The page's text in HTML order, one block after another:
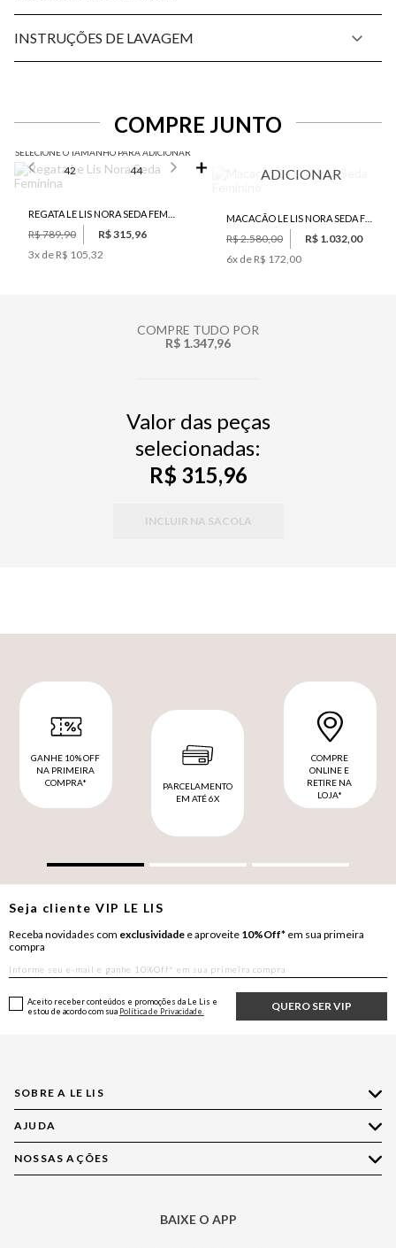
INSTRUÇÕES DE LAVAGEM
COMPRE JUNTO
SELECIONE O TAMANHO PARA ADICIONAR
42 44
R$ 789,90
R$ 315,96
3x de R$ 105,32
ADICIONAR
R$ 2.580,00
R$ 1.032,00
6x de R$ 172,00
COMPRE TUDO POR
R$ 1.347,96
Valor das peças
selecionadas:
R$ 315,96
INCLUIR NA SACOLA
GANHE 10% OFF
NA PRIMEIRA
COMPRA*
PARCELAMENTO
EM ATÉ 6X
COMPRE
ONLINE E
RETIRE NA
LOJA*
Seja clienteVIP LE LIS
Receba novidades com exclusividade e aproveite 10%Off* em sua primeira
compra
QUERO SER VIP
Aceito receber conteúdos e promoções da Le Lis e
estou de acordo com sua Política de Privacidade.
SOBRE A LE LIS
Quem Somos
Nossas Lojas
Política de Privacidade
AJUDA
Compre pelo WhatsApp
Central de Relacionamento
NOSSAS AÇÕES
BAIXE O APP